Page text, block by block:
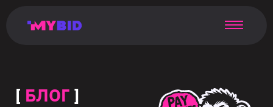
таргетинг
страница
targeting
monetization
[ БЛОГ ]